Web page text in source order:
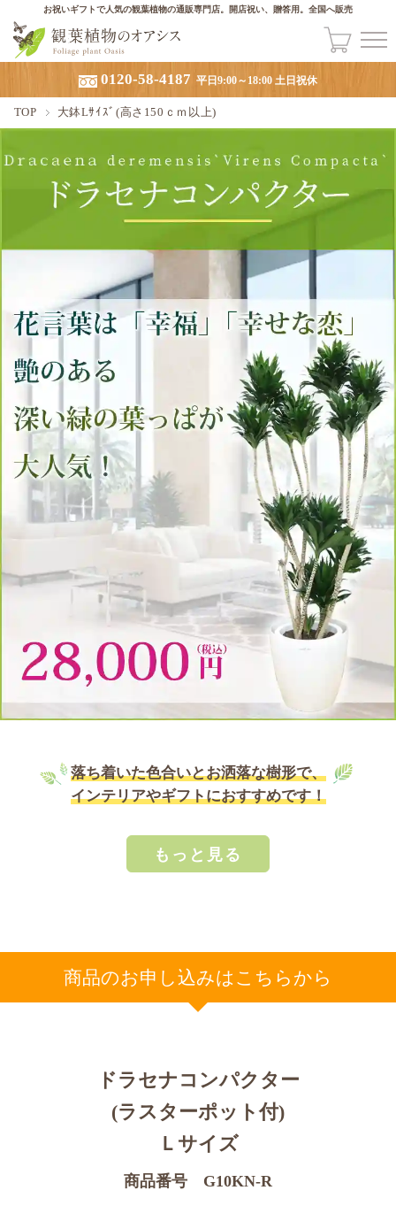
お祝いギフトで人気の観葉植物の通販専門店。開店祝い、贈答用。全国へ販売
0120-58-4187 平日9:00～18:00 土日祝休
TOP 大鉢Lｻｲｽﾞ(高さ150ｃｍ以上)
落ち着いた色合いとお洒落な樹形で、
インテリアやギフトにおすすめです！
もっと見る
商品のお申し込みはこちらから
ドラセナコンパクター
(ラスターポット付)
Ｌサイズ
商品番号 G10KN-R